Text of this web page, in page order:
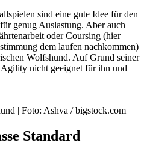
sind eine gute Idee für den
genug Auslastung. Aber auch
oder Coursing (hier
dem laufen nachkommen)
Wolfshund. Auf Grund seiner
nicht geeignet für ihn und
| Foto: Ashva / bigstock.com
Standard